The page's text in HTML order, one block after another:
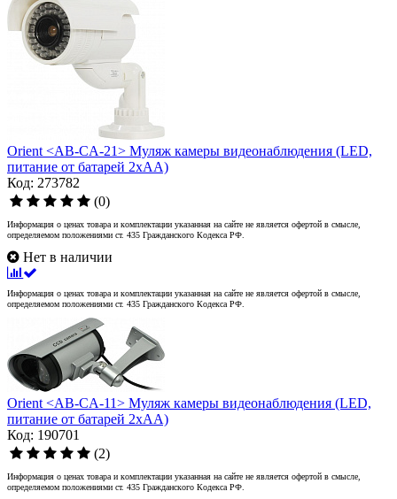
Orient <AB-CA-21> Муляж камеры видеонаблюдения (LED,
питание от батарей 2xAA)
Код: 273782
(0)
Информация о ценах товара и комплектации указанная на сайте не является офертой в смысле,
определяемом положениями ст. 435 Гражданского Кодекса РФ.
Нет в наличии
Информация о ценах товара и комплектации указанная на сайте не является офертой в смысле,
определяемом положениями ст. 435 Гражданского Кодекса РФ.
Orient <AB-CA-11> Муляж камеры видеонаблюдения (LED,
питание от батарей 2xAA)
Код: 190701
(2)
Информация о ценах товара и комплектации указанная на сайте не является офертой в смысле,
определяемом положениями ст. 435 Гражданского Кодекса РФ.